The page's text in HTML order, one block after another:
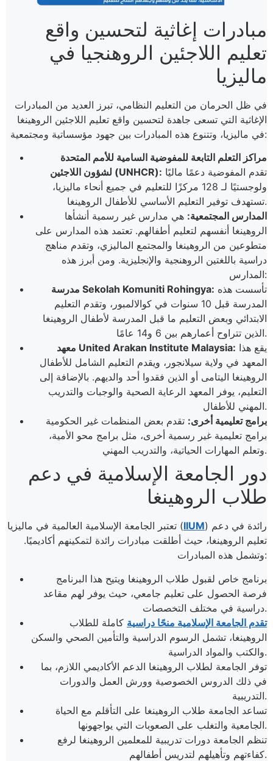
مبادرات إغاثية لتحسين واقع
تعليم اللاجئين الروهنجيا في
ماليزيا
في ظل الحرمان من التعليم النظامي، تبرز العديد من المبادرات
الإغاثية التي تسعى جاهدة لتحسين واقع تعليم اللاجئين الروهينغا
في ماليزيا، وتتنوع هذه المبادرات بين جهود مؤسساتية ومجتمعية:
مراكز التعلم التابعة للمفوضية السامية للأمم المتحدة
لشؤون اللاجئين (UNHCR):
ولوجستيًا لـ 128 مركزًا للتعليم في جميع أنحاء ماليزيا،
تستهدف توفير التعليم الأساسي للأطفال الروهينغا.
المدارس المجتمعية: هي مدارس غير رسمية أنشأها
الروهينغا أنفسهم لتعليم أطفالهم. تعتمد هذه المدارس على
متطوعين من الروهينغا والمجتمع الماليزي، وتقدم مناهج
دراسية باللغتين الروهنجية والإنجليزية. ومن أبرز هذه
المدارس:
مدرسة Sekolah Komuniti Rohingya:
المدرسة قبل 10 سنوات في كوالالمبور، وتقدم التعليم
الابتدائي وبعض التعليم ما قبل المدرسة لأطفال الروهينغا
الذين تتراوح أعمارهم بين 6 و14 عامًا.
معهد United Arakan Institute Malaysia:
المعهد في ولاية سيلانجور، ويقدم التعليم الشامل للأطفال
الروهينغا اليتامى أو الذين فقدوا أحد والديهم. بالإضافة إلى
التعليم، يوفر المعهد الرعاية الصحية والوجبات والتدريب
المهني للأطفال.
برامج تعليمية أخرى: تقدم بعض المنظمات غير الحكومية
برامج تعليمية غير رسمية أخرى، مثل برامج محو الأمية،
وتعلم المهارات الحياتية، والتدريب المهني.
دور الجامعة الإسلامية في دعم
طلاب الروهينغا
تعتبر الجامعة الإسلامية العالمية في ماليزيا (IIUM) رائدة في دعم
تعليم الروهينغا، حيث أطلقت مبادرات رائدة لتمكينهم أكاديميًا.
وتشمل هذه المبادرات:
برنامج خاص لقبول طلاب الروهينغا ويتيح هذا البرنامج
فرصة الحصول على تعليم جامعي، حيث يوفر لهم مقاعد
دراسية في مختلف التخصصات.
تقدم الجامعة الإسلامية منحًا دراسية كاملة للطلاب
الروهينغا، تشمل الرسوم الدراسية والتأمين الصحي والسكن
والكتب والمواد الدراسية.
توفر الجامعة لطلاب الروهينغا الدعم الأكاديمي اللازم، بما
في ذلك الدروس الخصوصية وورش العمل والدورات
التدريبية.
تساعد الجامعة طلاب الروهينغا على التأقلم مع الحياة
الجامعية والتغلب على الصعوبات التي يواجهونها.
تنظم الجامعة دورات تدريبية للمعلمين الروهينغا لرفع
كفاءتهم وتأهيلهم لتدريس أطفالهم.